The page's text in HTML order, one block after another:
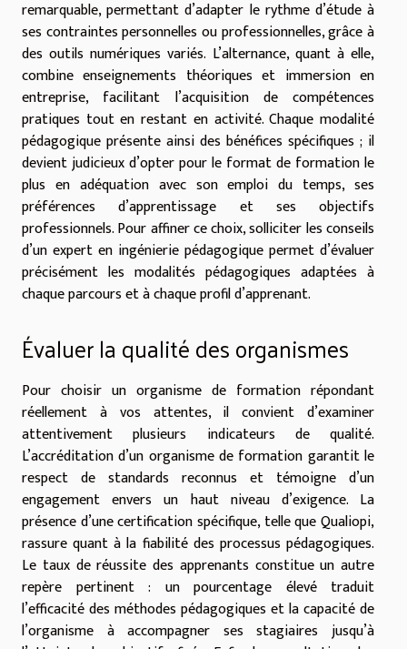
remarquable, permettant d’adapter le rythme d’étude à
ses contraintes personnelles ou professionnelles, grâce à
des outils numériques variés. L’alternance, quant à elle,
combine enseignements théoriques et immersion en
entreprise, facilitant l’acquisition de compétences
pratiques tout en restant en activité. Chaque modalité
pédagogique présente ainsi des bénéfices spécifiques ; il
devient judicieux d’opter pour le format de formation le
plus en adéquation avec son emploi du temps, ses
préférences d’apprentissage et ses objectifs
professionnels. Pour affiner ce choix, solliciter les conseils
d’un expert en ingénierie pédagogique permet d’évaluer
précisément les modalités pédagogiques adaptées à
chaque parcours et à chaque profil d’apprenant.
Évaluer la qualité des organismes
Pour choisir un organisme de formation répondant
réellement à vos attentes, il convient d’examiner
attentivement plusieurs indicateurs de qualité.
L’accréditation d’un organisme de formation garantit le
respect de standards reconnus et témoigne d’un
engagement envers un haut niveau d’exigence. La
présence d’une certification spécifique, telle que Qualiopi,
rassure quant à la fiabilité des processus pédagogiques.
Le taux de réussite des apprenants constitue un autre
repère pertinent : un pourcentage élevé traduit
l’efficacité des méthodes pédagogiques et la capacité de
l’organisme à accompagner ses stagiaires jusqu’à